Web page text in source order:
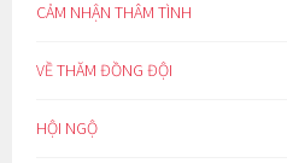
CẢM NHẬN THÂM TÌNH
VỀ THĂM ĐỒNG ĐỘI
HỘI NGỘ